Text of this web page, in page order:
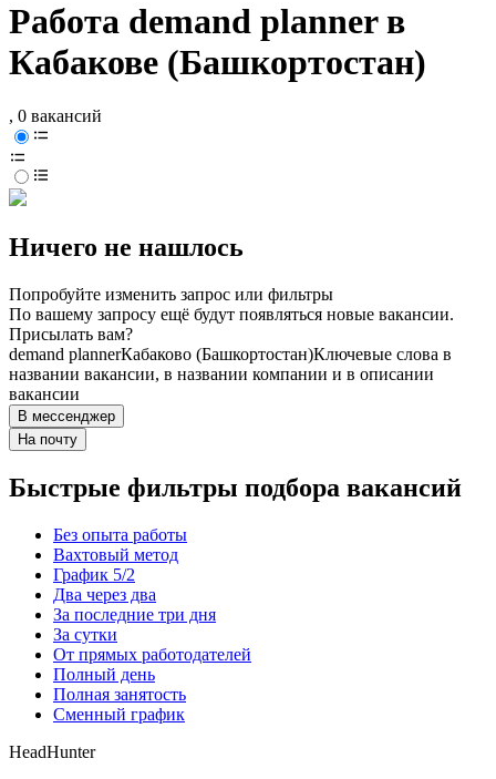
Работа demand planner в
Кабакове (Башкортостан)
, 0 вакансий
Ничего не нашлось
Попробуйте изменить запрос или фильтры
По вашему запросу ещё будут появляться новые вакансии.
Присылать вам?
demand plannerКабаково (Башкортостан)Ключевые слова в
названии вакансии, в названии компании и в описании
вакансии
В мессенджер
На почту
Быстрые фильтры подбора вакансий
Без опыта работы
Вахтовый метод
График 5/2
Два через два
За последние три дня
За сутки
От прямых работодателей
Полный день
Полная занятость
Сменный график
HeadHunter